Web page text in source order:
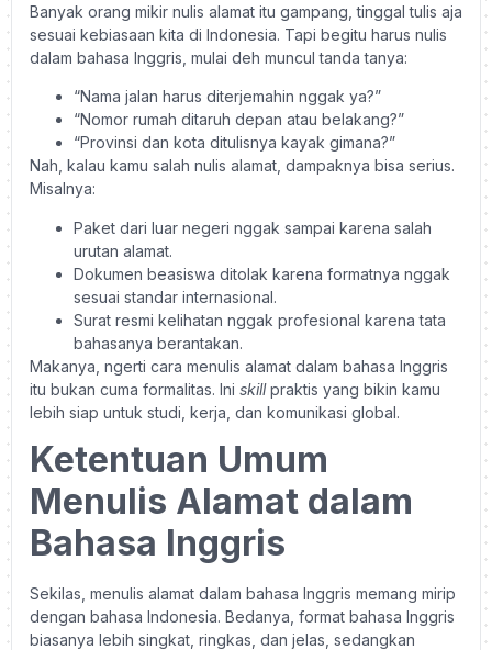
Banyak orang mikir nulis alamat itu gampang, tinggal tulis aja
sesuai kebiasaan kita di Indonesia. Tapi begitu harus nulis
dalam bahasa Inggris, mulai deh muncul tanda tanya:
“Nama jalan harus diterjemahin nggak ya?”
“Nomor rumah ditaruh depan atau belakang?”
“Provinsi dan kota ditulisnya kayak gimana?”
Nah, kalau kamu salah nulis alamat, dampaknya bisa serius.
Misalnya:
Paket dari luar negeri nggak sampai karena salah
urutan alamat.
Dokumen beasiswa ditolak karena formatnya nggak
sesuai standar internasional.
Surat resmi kelihatan nggak profesional karena tata
bahasanya berantakan.
Makanya, ngerti cara menulis alamat dalam bahasa Inggris
itu bukan cuma formalitas. Ini skillpraktis yang bikin kamu
lebih siap untuk studi, kerja, dan komunikasi global.
Ketentuan Umum
Menulis Alamat dalam
Bahasa Inggris
Sekilas, menulis alamat dalam bahasa Inggris memang mirip
dengan bahasa Indonesia. Bedanya, format bahasa Inggris
biasanya lebih singkat, ringkas, dan jelas, sedangkan